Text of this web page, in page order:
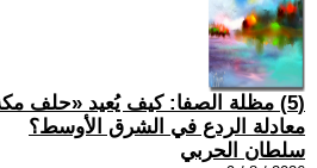
(5) مظلة الصفا: كيف يُعيد «حلف
معادلة الردع في الشرق الأوسط؟
سلطان الحربي